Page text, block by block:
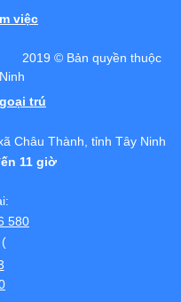
việc
thuộc
trú
Châu Thành, tỉnh Tây Ninh
11 giờ
580